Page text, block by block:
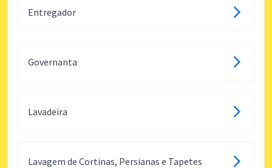
Entregador
Governanta
Lavadeira
Lavagem de Cortinas, Persianas e Tapetes